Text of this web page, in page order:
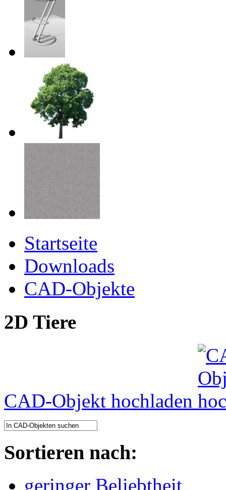
Startseite
Downloads
CAD-Objekte
2D Tiere
CAD-Objekt hochladen
Sortieren nach:
geringer Beliebtheit